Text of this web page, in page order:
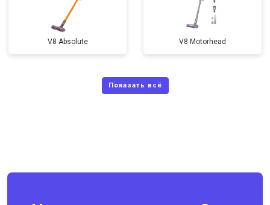
V8 Absolute V8 Motorhead